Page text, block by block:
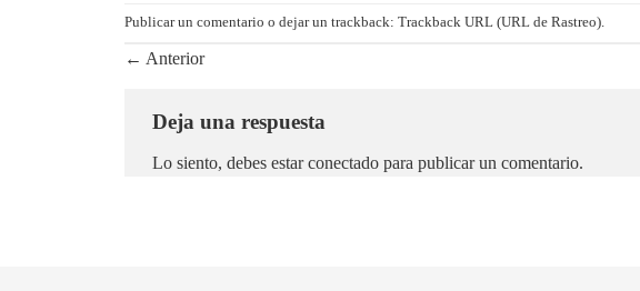
Publicar un comentario o dejar un trackback: Trackback URL (URL de Rastreo).
← Anterior
Deja una respuesta
Lo siento, debes estarconectado para publicar un comentario.